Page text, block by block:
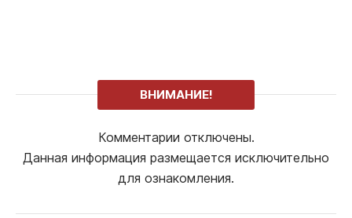
ВНИМАНИЕ!
Комментарии отключены.
Данная информация размещается исключительно
для ознакомления.